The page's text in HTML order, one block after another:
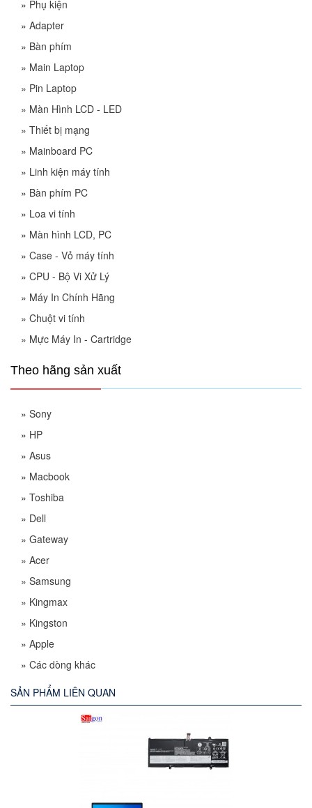
» Phụ kiện
» Adapter
» Bàn phím
» Main Laptop
» Pin Laptop
» Màn Hình LCD - LED
» Thiết bị mạng
» Mainboard PC
» Linh kiện máy tính
» Bàn phím PC
» Loa vi tính
» Màn hình LCD, PC
» Case - Vỏ máy tính
» CPU - Bộ Vi Xử Lý
» Máy In Chính Hãng
» Chuột vi tính
» Mực Máy In - Cartridge
Theo hãng sản xuất
» Sony
» HP
» Asus
» Macbook
» Toshiba
» Dell
» Gateway
» Acer
» Samsung
» Kingmax
» Kingston
» Apple
» Các dòng khác
SẢN PHẨM LIÊN QUAN